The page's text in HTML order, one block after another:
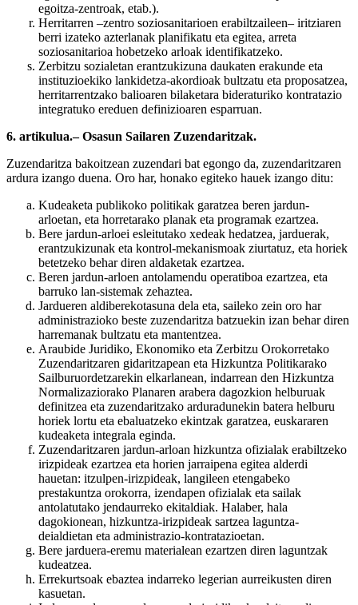
egoitza-zentroak, etab.).
Herritarren –zentro soziosanitarioen erabiltzaileen– iritziaren
berri izateko azterlanak planifikatu eta egitea, arreta
soziosanitarioa hobetzeko arloak identifikatzeko.
Zerbitzu sozialetan erantzukizuna daukaten erakunde eta
instituzioekiko lankidetza-akordioak bultzatu eta proposatzea,
herritarrentzako balioaren bilaketara bideraturiko kontratazio
integratuko ereduen definizioaren esparruan.
6. artikulua.– Osasun Sailaren Zuzendaritzak.
Zuzendaritza bakoitzean zuzendari bat egongo da, zuzendaritzaren
ardura izango duena. Oro har, honako egiteko hauek izango ditu:
Kudeaketa publikoko politikak garatzea beren jardun-
arloetan, eta horretarako planak eta programak ezartzea.
Bere jardun-arloei esleitutako xedeak hedatzea, jarduerak,
erantzukizunak eta kontrol-mekanismoak ziurtatuz, eta horiek
betetzeko behar diren aldaketak ezartzea.
Beren jardun-arloen antolamendu operatiboa ezartzea, eta
barruko lan-sistemak zehaztea.
Jardueren aldiberekotasuna dela eta, saileko zein oro har
administrazioko beste zuzendaritza batzuekin izan behar diren
harremanak bultzatu eta mantentzea.
Araubide Juridiko, Ekonomiko eta Zerbitzu Orokorretako
Zuzendaritzaren gidaritzapean eta Hizkuntza Politikarako
Sailburuordetzarekin elkarlanean, indarrean den Hizkuntza
Normalizaziorako Planaren arabera dagozkion helburuak
definitzea eta zuzendaritzako arduradunekin batera helburu
horiek lortu eta ebaluatzeko ekintzak garatzea, euskararen
kudeaketa integrala eginda.
Zuzendaritzaren jardun-arloan hizkuntza ofizialak erabiltzeko
irizpideak ezartzea eta horien jarraipena egitea alderdi
hauetan: itzulpen-irizpideak, langileen etengabeko
prestakuntza orokorra, izendapen ofizialak eta sailak
antolatutako jendaurreko ekitaldiak. Halaber, hala
dagokionean, hizkuntza-irizpideak sartzea laguntza-
deialdietan eta administrazio-kontratazioetan.
Bere jarduera-eremu materialean ezartzen diren laguntzak
kudeatzea.
Errekurtsoak ebaztea indarreko legerian aurreikusten diren
kasuetan.